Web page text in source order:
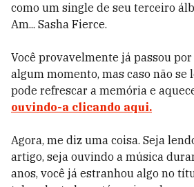
como um single de seu terceiro
Am... Sasha Fierce.
Você provavelmente já passou
algum momento, mas caso não se
pode refrescar a memória e
ouvindo-a clicando aqui.
Agora, me diz uma coisa. Seja
artigo, seja ouvindo a música
anos, você já estranhou algo no